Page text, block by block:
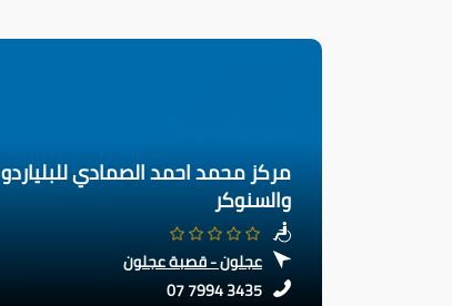
مركز محمد احمد الصمادي للبلياردو
والسنوكر
عجلون - قصبة عجلون
07 7994 3435